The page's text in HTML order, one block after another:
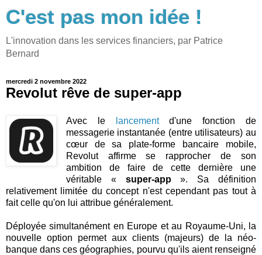
C'est pas mon idée !
L'innovation dans les services financiers, par Patrice
Bernard
mercredi 2 novembre 2022
Revolut rêve de super-app
Avec le lancementd'une fonction de
messagerie instantanée (entre utilisateurs) au
cœur de sa plate-forme bancaire mobile,
Revolut affirme se rapprocher de son
ambition de faire de cette dernière une
véritable « super-app». Sa définition
relativement limitée du concept n'est cependant pas tout à
fait celle qu'on lui attribue généralement.
Déployée simultanément en Europe et au Royaume-Uni, la
nouvelle option permet aux clients (majeurs) de la néo-
banque dans ces géographies, pourvu qu'ils aient renseigné